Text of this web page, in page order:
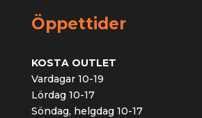
Öppettider
KOSTA OUTLET
Vardagar 10-19
Lördag 10-17
Söndag, helgdag 10-17